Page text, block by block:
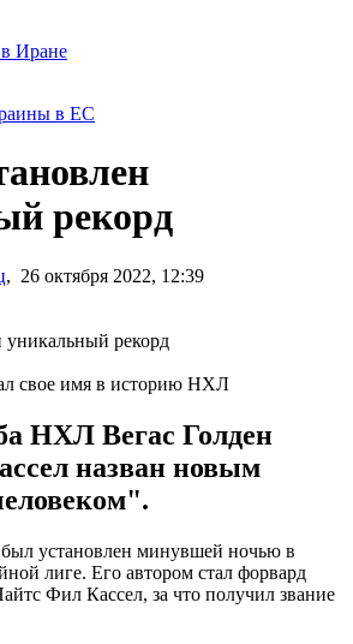
Иране
в ЕС
рекорд
, 26 октября 2022, 12:39
свое имя в историю НХЛ
НХЛ Вегас Голден
назван новым
установлен минувшей ночью в
лиге. Его автором стал форвард
Фил Кассел, за что получил звание